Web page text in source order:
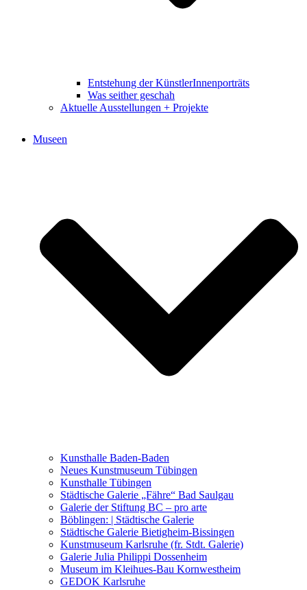
Entstehung der KünstlerInnenporträts
Was seither geschah
Aktuelle Ausstellungen + Projekte
Was seither geschah
Kunstwettbewerbe, Ausschreibungen für Künstler
Museen
Kunsthalle Baden-Baden
Neues Kunstmuseum Tübingen
Kunsthalle Tübingen
Städtische Galerie „Fähre“ Bad Saulgau
Galerie der Stiftung BC – pro arte
Böblingen: | Städtische Galerie
Städtische Galerie Bietigheim-Bissingen
Kunstmuseum Karlsruhe (fr. Stdt. Galerie)
Galerie Julia Philippi Dossenheim
Museum im Kleihues-Bau Kornwestheim
GEDOK Karlsruhe